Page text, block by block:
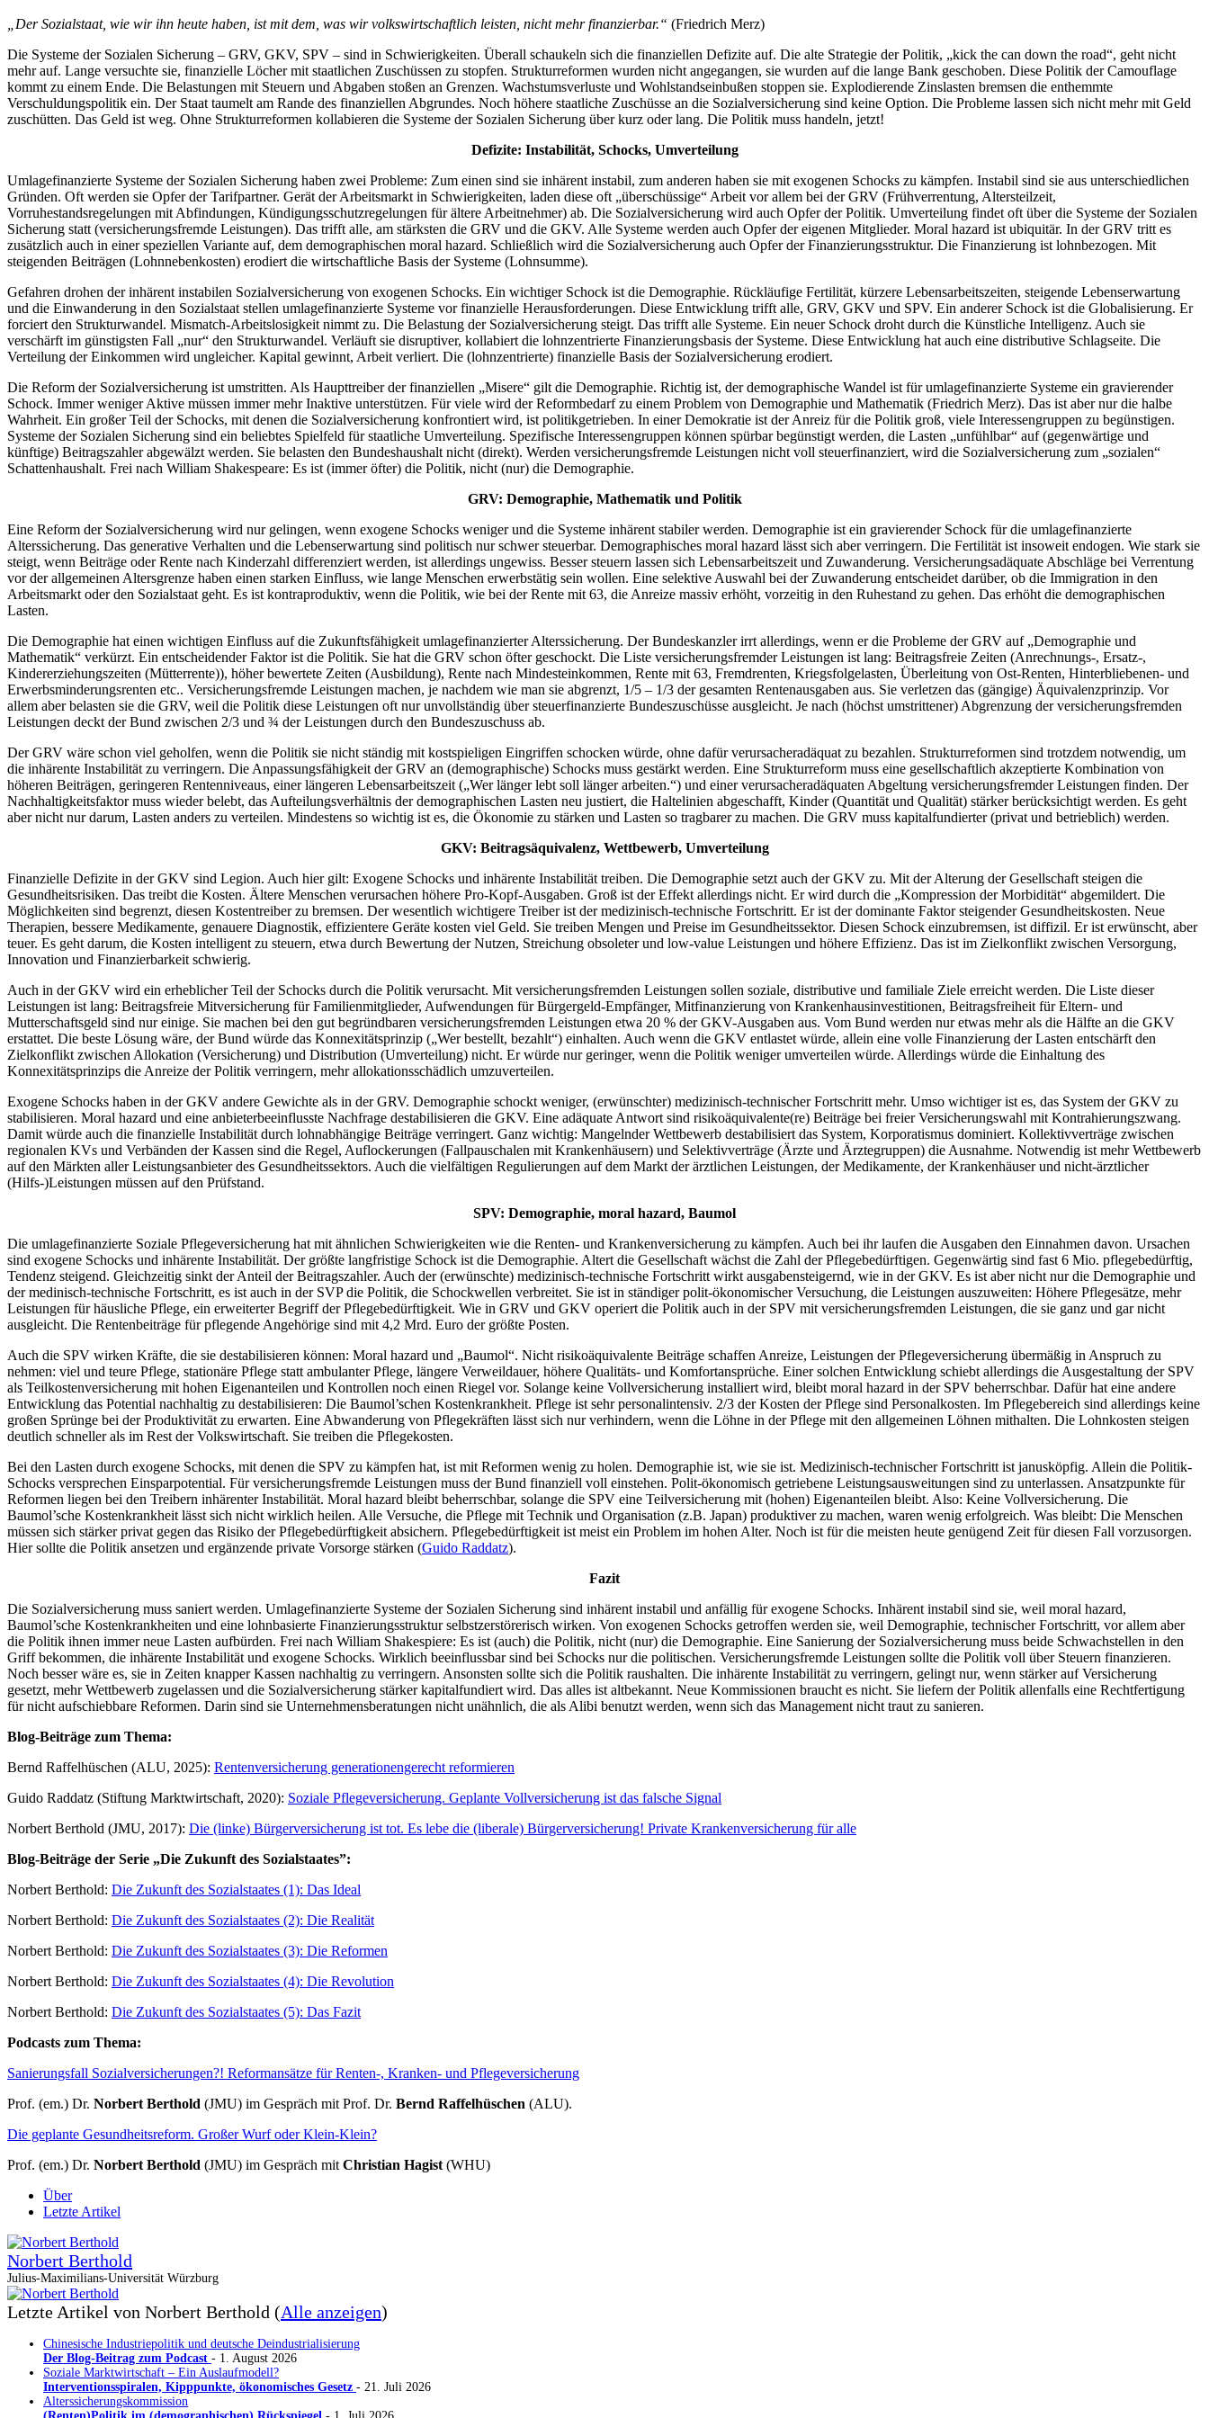
„Der Sozialstaat, wie wir ihn heute haben, ist mit dem, was wir volkswirtschaftlich leisten, nicht mehr finanzierbar.“ (Friedrich Merz)
Die Systeme der Sozialen Sicherung – GRV, GKV, SPV – sind in Schwierigkeiten. Überall schaukeln sich die finanziellen Defizite auf. Die alte Strategie der Politik, „kick the can down the road“, geht nicht
mehr auf. Lange versuchte sie, finanzielle Löcher mit staatlichen Zuschüssen zu stopfen. Strukturreformen wurden nicht angegangen, sie wurden auf die lange Bank geschoben. Diese Politik der Camouflage
kommt zu einem Ende. Die Belastungen mit Steuern und Abgaben stoßen an Grenzen. Wachstumsverluste und Wohlstandseinbußen stoppen sie. Explodierende Zinslasten bremsen die enthemmte
Verschuldungspolitik ein. Der Staat taumelt am Rande des finanziellen Abgrundes. Noch höhere staatliche Zuschüsse an die Sozialversicherung sind keine Option. Die Probleme lassen sich nicht mehr mit Geld
zuschütten. Das Geld ist weg. Ohne Strukturreformen kollabieren die Systeme der Sozialen Sicherung über kurz oder lang. Die Politik muss handeln, jetzt!
Defizite: Instabilität, Schocks, Umverteilung
Umlagefinanzierte Systeme der Sozialen Sicherung haben zwei Probleme: Zum einen sind sie inhärent instabil, zum anderen haben sie mit exogenen Schocks zu kämpfen. Instabil sind sie aus unterschiedlichen
Gründen. Oft werden sie Opfer der Tarifpartner. Gerät der Arbeitsmarkt in Schwierigkeiten, laden diese oft „überschüssige“ Arbeit vor allem bei der GRV (Frühverrentung, Altersteilzeit,
Vorruhestandsregelungen mit Abfindungen, Kündigungsschutzregelungen für ältere Arbeitnehmer) ab. Die Sozialversicherung wird auch Opfer der Politik. Umverteilung findet oft über die Systeme der Sozialen
Sicherung statt (versicherungsfremde Leistungen). Das trifft alle, am stärksten die GRV und die GKV. Alle Systeme werden auch Opfer der eigenen Mitglieder. Moral hazard ist ubiquitär. In der GRV tritt es
zusätzlich auch in einer speziellen Variante auf, dem demographischen moral hazard. Schließlich wird die Sozialversicherung auch Opfer der Finanzierungsstruktur. Die Finanzierung ist lohnbezogen. Mit
steigenden Beiträgen (Lohnnebenkosten) erodiert die wirtschaftliche Basis der Systeme (Lohnsumme).
Gefahren drohen der inhärent instabilen Sozialversicherung von exogenen Schocks. Ein wichtiger Schock ist die Demographie. Rückläufige Fertilität, kürzere Lebensarbeitszeiten, steigende Lebenserwartung
und die Einwanderung in den Sozialstaat stellen umlagefinanzierte Systeme vor finanzielle Herausforderungen. Diese Entwicklung trifft alle, GRV, GKV und SPV. Ein anderer Schock ist die Globalisierung. Er
forciert den Strukturwandel. Mismatch-Arbeitslosigkeit nimmt zu. Die Belastung der Sozialversicherung steigt. Das trifft alle Systeme. Ein neuer Schock droht durch die Künstliche Intelligenz. Auch sie
verschärft im günstigsten Fall „nur“ den Strukturwandel. Verläuft sie disruptiver, kollabiert die lohnzentrierte Finanzierungsbasis der Systeme. Diese Entwicklung hat auch eine distributive Schlagseite. Die
Verteilung der Einkommen wird ungleicher. Kapital gewinnt, Arbeit verliert. Die (lohnzentrierte) finanzielle Basis der Sozialversicherung erodiert.
Die Reform der Sozialversicherung ist umstritten. Als Haupttreiber der finanziellen „Misere“ gilt die Demographie. Richtig ist, der demographische Wandel ist für umlagefinanzierte Systeme ein gravierender
Schock. Immer weniger Aktive müssen immer mehr Inaktive unterstützen. Für viele wird der Reformbedarf zu einem Problem von Demographie und Mathematik (Friedrich Merz). Das ist aber nur die halbe
Wahrheit. Ein großer Teil der Schocks, mit denen die Sozialversicherung konfrontiert wird, ist politikgetrieben. In einer Demokratie ist der Anreiz für die Politik groß, viele Interessengruppen zu begünstigen.
Systeme der Sozialen Sicherung sind ein beliebtes Spielfeld für staatliche Umverteilung. Spezifische Interessengruppen können spürbar begünstigt werden, die Lasten „unfühlbar“ auf (gegenwärtige und
künftige) Beitragszahler abgewälzt werden. Sie belasten den Bundeshaushalt nicht (direkt). Werden versicherungsfremde Leistungen nicht voll steuerfinanziert, wird die Sozialversicherung zum „sozialen“
Schattenhaushalt. Frei nach William Shakespeare: Es ist (immer öfter) die Politik, nicht (nur) die Demographie.
GRV: Demographie, Mathematik und Politik
Eine Reform der Sozialversicherung wird nur gelingen, wenn exogene Schocks weniger und die Systeme inhärent stabiler werden. Demographie ist ein gravierender Schock für die umlagefinanzierte
Alterssicherung. Das generative Verhalten und die Lebenserwartung sind politisch nur schwer steuerbar. Demographisches moral hazard lässt sich aber verringern. Die Fertilität ist insoweit endogen. Wie stark sie
steigt, wenn Beiträge oder Rente nach Kinderzahl differenziert werden, ist allerdings ungewiss. Besser steuern lassen sich Lebensarbeitszeit und Zuwanderung. Versicherungsadäquate Abschläge bei Verrentung
vor der allgemeinen Altersgrenze haben einen starken Einfluss, wie lange Menschen erwerbstätig sein wollen. Eine selektive Auswahl bei der Zuwanderung entscheidet darüber, ob die Immigration in den
Arbeitsmarkt oder den Sozialstaat geht. Es ist kontraproduktiv, wenn die Politik, wie bei der Rente mit 63, die Anreize massiv erhöht, vorzeitig in den Ruhestand zu gehen. Das erhöht die demographischen
Lasten.
Die Demographie hat einen wichtigen Einfluss auf die Zukunftsfähigkeit umlagefinanzierter Alterssicherung. Der Bundeskanzler irrt allerdings, wenn er die Probleme der GRV auf „Demographie und
Mathematik“ verkürzt. Ein entscheidender Faktor ist die Politik. Sie hat die GRV schon öfter geschockt. Die Liste versicherungsfremder Leistungen ist lang: Beitragsfreie Zeiten (Anrechnungs-, Ersatz-,
Kindererziehungszeiten (Mütterrente)), höher bewertete Zeiten (Ausbildung), Rente nach Mindesteinkommen, Rente mit 63, Fremdrenten, Kriegsfolgelasten, Überleitung von Ost-Renten, Hinterbliebenen- und
Erwerbsminderungsrenten etc.. Versicherungsfremde Leistungen machen, je nachdem wie man sie abgrenzt, 1/5 – 1/3 der gesamten Rentenausgaben aus. Sie verletzen das (gängige) Äquivalenzprinzip. Vor
allem aber belasten sie die GRV, weil die Politik diese Leistungen oft nur unvollständig über steuerfinanzierte Bundeszuschüsse ausgleicht. Je nach (höchst umstrittener) Abgrenzung der versicherungsfremden
Leistungen deckt der Bund zwischen 2/3 und ¾ der Leistungen durch den Bundeszuschuss ab.
Der GRV wäre schon viel geholfen, wenn die Politik sie nicht ständig mit kostspieligen Eingriffen schocken würde, ohne dafür verursacheradäquat zu bezahlen. Strukturreformen sind trotzdem notwendig, um
die inhärente Instabilität zu verringern. Die Anpassungsfähigkeit der GRV an (demographische) Schocks muss gestärkt werden. Eine Strukturreform muss eine gesellschaftlich akzeptierte Kombination von
höheren Beiträgen, geringeren Rentenniveaus, einer längeren Lebensarbeitszeit („Wer länger lebt soll länger arbeiten.“) und einer verursacheradäquaten Abgeltung versicherungsfremder Leistungen finden. Der
Nachhaltigkeitsfaktor muss wieder belebt, das Aufteilungsverhältnis der demographischen Lasten neu justiert, die Haltelinien abgeschafft, Kinder (Quantität und Qualität) stärker berücksichtigt werden. Es geht
aber nicht nur darum, Lasten anders zu verteilen. Mindestens so wichtig ist es, die Ökonomie zu stärken und Lasten so tragbarer zu machen. Die GRV muss kapitalfundierter (privat und betrieblich) werden.
GKV: Beitragsäquivalenz, Wettbewerb, Umverteilung
Finanzielle Defizite in der GKV sind Legion. Auch hier gilt: Exogene Schocks und inhärente Instabilität treiben. Die Demographie setzt auch der GKV zu. Mit der Alterung der Gesellschaft steigen die
Gesundheitsrisiken. Das treibt die Kosten. Ältere Menschen verursachen höhere Pro-Kopf-Ausgaben. Groß ist der Effekt allerdings nicht. Er wird durch die „Kompression der Morbidität“ abgemildert. Die
Möglichkeiten sind begrenzt, diesen Kostentreiber zu bremsen. Der wesentlich wichtigere Treiber ist der medizinisch-technische Fortschritt. Er ist der dominante Faktor steigender Gesundheitskosten. Neue
Therapien, bessere Medikamente, genauere Diagnostik, effizientere Geräte kosten viel Geld. Sie treiben Mengen und Preise im Gesundheitssektor. Diesen Schock einzubremsen, ist diffizil. Er ist erwünscht, aber
teuer. Es geht darum, die Kosten intelligent zu steuern, etwa durch Bewertung der Nutzen, Streichung obsoleter und low-value Leistungen und höhere Effizienz. Das ist im Zielkonflikt zwischen Versorgung,
Innovation und Finanzierbarkeit schwierig.
Auch in der GKV wird ein erheblicher Teil der Schocks durch die Politik verursacht. Mit versicherungsfremden Leistungen sollen soziale, distributive und familiale Ziele erreicht werden. Die Liste dieser
Leistungen ist lang: Beitragsfreie Mitversicherung für Familienmitglieder, Aufwendungen für Bürgergeld-Empfänger, Mitfinanzierung von Krankenhausinvestitionen, Beitragsfreiheit für Eltern- und
Mutterschaftsgeld sind nur einige. Sie machen bei den gut begründbaren versicherungsfremden Leistungen etwa 20 % der GKV-Ausgaben aus. Vom Bund werden nur etwas mehr als die Hälfte an die GKV
erstattet. Die beste Lösung wäre, der Bund würde das Konnexitätsprinzip („Wer bestellt, bezahlt“) einhalten. Auch wenn die GKV entlastet würde, allein eine volle Finanzierung der Lasten entschärft den
Zielkonflikt zwischen Allokation (Versicherung) und Distribution (Umverteilung) nicht. Er würde nur geringer, wenn die Politik weniger umverteilen würde. Allerdings würde die Einhaltung des
Konnexitätsprinzips die Anreize der Politik verringern, mehr allokationsschädlich umzuverteilen.
Exogene Schocks haben in der GKV andere Gewichte als in der GRV. Demographie schockt weniger, (erwünschter) medizinisch-technischer Fortschritt mehr. Umso wichtiger ist es, das System der GKV zu
stabilisieren. Moral hazard und eine anbieterbeeinflusste Nachfrage destabilisieren die GKV. Eine adäquate Antwort sind risikoäquivalente(re) Beiträge bei freier Versicherungswahl mit Kontrahierungszwang.
Damit würde auch die finanzielle Instabilität durch lohnabhängige Beiträge verringert. Ganz wichtig: Mangelnder Wettbewerb destabilisiert das System, Korporatismus dominiert. Kollektivverträge zwischen
regionalen KVs und Verbänden der Kassen sind die Regel, Auflockerungen (Fallpauschalen mit Krankenhäusern) und Selektivverträge (Ärzte und Ärztegruppen) die Ausnahme. Notwendig ist mehr Wettbewerb
auf den Märkten aller Leistungsanbieter des Gesundheitssektors. Auch die vielfältigen Regulierungen auf dem Markt der ärztlichen Leistungen, der Medikamente, der Krankenhäuser und nicht-ärztlicher
(Hilfs-)Leistungen müssen auf den Prüfstand.
SPV: Demographie, moral hazard, Baumol
Die umlagefinanzierte Soziale Pflegeversicherung hat mit ähnlichen Schwierigkeiten wie die Renten- und Krankenversicherung zu kämpfen. Auch bei ihr laufen die Ausgaben den Einnahmen davon. Ursachen
sind exogene Schocks und inhärente Instabilität. Der größte langfristige Schock ist die Demographie. Altert die Gesellschaft wächst die Zahl der Pflegebedürftigen. Gegenwärtig sind fast 6 Mio. pflegebedürftig,
Tendenz steigend. Gleichzeitig sinkt der Anteil der Beitragszahler. Auch der (erwünschte) medizinisch-technische Fortschritt wirkt ausgabensteigernd, wie in der GKV. Es ist aber nicht nur die Demographie und
der medinisch-technische Fortschritt, es ist auch in der SVP die Politik, die Schockwellen verbreitet. Sie ist in ständiger polit-ökonomischer Versuchung, die Leistungen auszuweiten: Höhere Pflegesätze, mehr
Leistungen für häusliche Pflege, ein erweiterter Begriff der Pflegebedürftigkeit. Wie in GRV und GKV operiert die Politik auch in der SPV mit versicherungsfremden Leistungen, die sie ganz und gar nicht
ausgleicht. Die Rentenbeiträge für pflegende Angehörige sind mit 4,2 Mrd. Euro der größte Posten.
Auch die SPV wirken Kräfte, die sie destabilisieren können: Moral hazard und „Baumol“. Nicht risikoäquivalente Beiträge schaffen Anreize, Leistungen der Pflegeversicherung übermäßig in Anspruch zu
nehmen: viel und teure Pflege, stationäre Pflege statt ambulanter Pflege, längere Verweildauer, höhere Qualitäts- und Komfortansprüche. Einer solchen Entwicklung schiebt allerdings die Ausgestaltung der SPV
als Teilkostenversicherung mit hohen Eigenanteilen und Kontrollen noch einen Riegel vor. Solange keine Vollversicherung installiert wird, bleibt moral hazard in der SPV beherrschbar. Dafür hat eine andere
Entwicklung das Potential nachhaltig zu destabilisieren: Die Baumol’schen Kostenkrankheit. Pflege ist sehr personalintensiv. 2/3 der Kosten der Pflege sind Personalkosten. Im Pflegebereich sind allerdings keine
großen Sprünge bei der Produktivität zu erwarten. Eine Abwanderung von Pflegekräften lässt sich nur verhindern, wenn die Löhne in der Pflege mit den allgemeinen Löhnen mithalten. Die Lohnkosten steigen
deutlich schneller als im Rest der Volkswirtschaft. Sie treiben die Pflegekosten.
Bei den Lasten durch exogene Schocks, mit denen die SPV zu kämpfen hat, ist mit Reformen wenig zu holen. Demographie ist, wie sie ist. Medizinisch-technischer Fortschritt ist janusköpfig. Allein die Politik-
Schocks versprechen Einsparpotential. Für versicherungsfremde Leistungen muss der Bund finanziell voll einstehen. Polit-ökonomisch getriebene Leistungsausweitungen sind zu unterlassen. Ansatzpunkte für
Reformen liegen bei den Treibern inhärenter Instabilität. Moral hazard bleibt beherrschbar, solange die SPV eine Teilversicherung mit (hohen) Eigenanteilen bleibt. Also: Keine Vollversicherung. Die
Baumol’sche Kostenkrankheit lässt sich nicht wirklich heilen. Alle Versuche, die Pflege mit Technik und Organisation (z.B. Japan) produktiver zu machen, waren wenig erfolgreich. Was bleibt: Die Menschen
müssen sich stärker privat gegen das Risiko der Pflegebedürftigkeit absichern. Pflegebedürftigkeit ist meist ein Problem im hohen Alter. Noch ist für die meisten heute genügend Zeit für diesen Fall vorzusorgen.
Hier sollte die Politik ansetzen und ergänzende private Vorsorge stärken (Guido Raddatz).
Fazit
Die Sozialversicherung muss saniert werden. Umlagefinanzierte Systeme der Sozialen Sicherung sind inhärent instabil und anfällig für exogene Schocks. Inhärent instabil sind sie, weil moral hazard,
Baumol’sche Kostenkrankheiten und eine lohnbasierte Finanzierungsstruktur selbstzerstörerisch wirken. Von exogenen Schocks getroffen werden sie, weil Demographie, technischer Fortschritt, vor allem aber
die Politik ihnen immer neue Lasten aufbürden. Frei nach William Shakespiere: Es ist (auch) die Politik, nicht (nur) die Demographie. Eine Sanierung der Sozialversicherung muss beide Schwachstellen in den
Griff bekommen, die inhärente Instabilität und exogene Schocks. Wirklich beeinflussbar sind bei Schocks nur die politischen. Versicherungsfremde Leistungen sollte die Politik voll über Steuern finanzieren.
Noch besser wäre es, sie in Zeiten knapper Kassen nachhaltig zu verringern. Ansonsten sollte sich die Politik raushalten. Die inhärente Instabilität zu verringern, gelingt nur, wenn stärker auf Versicherung
gesetzt, mehr Wettbewerb zugelassen und die Sozialversicherung stärker kapitalfundiert wird. Das alles ist altbekannt. Neue Kommissionen braucht es nicht. Sie liefern der Politik allenfalls eine Rechtfertigung
für nicht aufschiebbare Reformen. Darin sind sie Unternehmensberatungen nicht unähnlich, die als Alibi benutzt werden, wenn sich das Management nicht traut zu sanieren.
Blog-Beiträge zum Thema:
Bernd Raffelhüschen (ALU, 2025): Rentenversicherung generationengerecht reformieren
Guido Raddatz (Stiftung Marktwirtschaft, 2020): Soziale Pflegeversicherung. Geplante Vollversicherung ist das falsche Signal
Norbert Berthold (JMU, 2017): Die (linke) Bürgerversicherung ist tot. Es lebe die (liberale) Bürgerversicherung! Private Krankenversicherung für alle
Blog-Beiträge der Serie „Die Zukunft des Sozialstaates”:
Norbert Berthold: Die Zukunft des Sozialstaates (1): Das Ideal
Norbert Berthold: Die Zukunft des Sozialstaates (2): Die Realität
Norbert Berthold: Die Zukunft des Sozialstaates (3): Die Reformen
Norbert Berthold: Die Zukunft des Sozialstaates (4): Die Revolution
Norbert Berthold: Die Zukunft des Sozialstaates (5): Das Fazit
Podcasts zum Thema:
Sanierungsfall Sozialversicherungen?! Reformansätze für Renten-, Kranken- und Pflegeversicherung
Prof. (em.) Dr. Norbert Berthold (JMU) im Gespräch mit Prof. Dr. Bernd Raffelhüschen (ALU).
Die geplante Gesundheitsreform. Großer Wurf oder Klein-Klein?
Prof. (em.) Dr. Norbert Berthold (JMU) im Gespräch mit Christian Hagist (WHU)
Über
Letzte Artikel
Norbert Berthold
Julius-Maximilians-Universität Würzburg
Letzte Artikel von Norbert Berthold (Alle anzeigen)
Chinesische Industriepolitik und deutsche Deindustrialisierung
Der Blog-Beitrag zum Podcast - 1. August 2026
Soziale Marktwirtschaft – Ein Auslaufmodell?
Interventionsspiralen, Kipppunkte, ökonomisches Gesetz - 21. Juli 2026
Alterssicherungskommission